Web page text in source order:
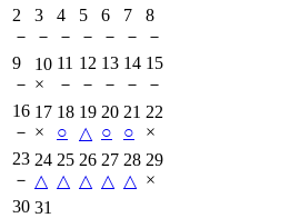
2
－
3
－
4
－
5
－
6
－
7
－
8
－
9
－
10
×
11
－
12
－
13
－
14
－
15
－
16
－
17
×
18
○
19
△
20
○
21
○
22
×
23
－
24
△
25
△
26
△
27
△
28
△
29
×
30 31